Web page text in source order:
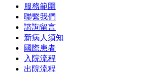
服務範圍
聯繫我們
諮詢留言
新病人須知
國際患者
入院流程
出院流程